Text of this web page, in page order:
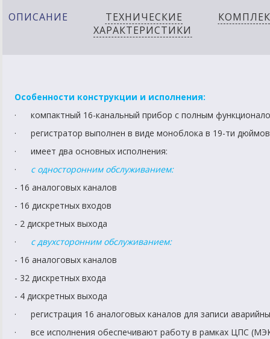
ОПИСАНИЕ
ТЕХНИЧЕСКИЕ
ХАРАКТЕРИСТИКИ
Особенности конструкции и исполнения:
· компактный 16-канальный прибор с полным
· регистратор выполнен в виде моноблока в 19-ти
· имеет два основных исполнения:
·
с односторонним обслуживанием:
- 16 аналоговых каналов
- 16 дискретных входов
- 2 дискретных выхода
·
с двухсторонним обслуживанием:
- 16 аналоговых каналов
- 32 дискретных входа
- 4 дискретных выхода
· регистрация 16 аналоговых каналов для записи
· все исполнения обеспечивают работу в рамках ЦПС